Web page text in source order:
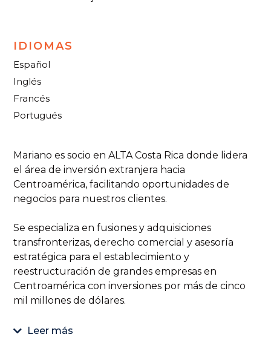
IDIOMAS
Español
Inglés
Francés
Portugués
Mariano es socio en ALTA Costa Rica donde lidera
el área de inversión extranjera hacia
Centroamérica, facilitando oportunidades de
negocios para nuestros clientes.
Se especializa en fusiones y adquisiciones
transfronterizas, derecho comercial y asesoría
estratégica para el establecimiento y
reestructuración de grandes empresas en
Centroamérica con inversiones por más de cinco
mil millones de dólares.
Leer más